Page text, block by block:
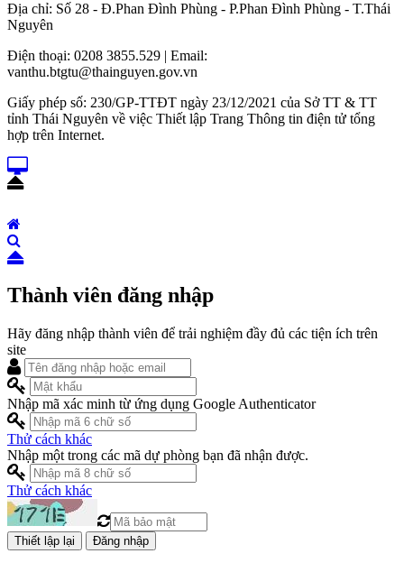
Địa chỉ: Số 28 - Đ.Phan Đình Phùng - P.Phan Đình Phùng - T.Thái
Nguyên
Điện thoại: 0208 3855.529 | Email:
vanthu.btgtu@thainguyen.gov.vn
Giấy phép số: 230/GP-TTĐT ngày 23/12/2021 của Sở TT & TT
tỉnh Thái Nguyên về việc Thiết lập Trang Thông tin điện tử tổng
hợp trên Internet.
Thành viên đăng nhập
Hãy đăng nhập thành viên để trải nghiệm đầy đủ các tiện ích trên
site
Nhập mã xác minh từ ứng dụng Google Authenticator
Thử cách khác
Nhập một trong các mã dự phòng bạn đã nhận được.
Thử cách khác
Đăng nhập